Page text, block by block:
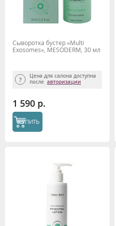
Сыворотка бустер «Multi
Exosomes», MESODERM, 30 мл
Цена для салона доступна
после авторизации
1 590 р.
КУПИТЬ